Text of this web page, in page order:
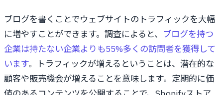
ブログを書くことでウェブサイトのトラフィックを大幅
に増やすことができます。調査によると、 ブログを持つ
企業は持たない企業よりも55%多くの訪問者を獲得して
います。トラフィックが増えるということは、潜在的な
顧客や販売機会が増えることを意味します。定期的に価